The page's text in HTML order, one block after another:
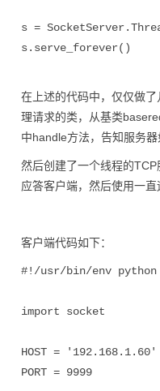
s =
s.serve_forever()
在上述的代码中，仅仅做
理请求的类，从基类
中handle方法，告知服务器
然后创建了一个线程的
应答客户端，然后使用一
客户端代码如下：
#!/usr/bin/env python
import socket
HOST = '192.168.1.60'
PORT = 9999